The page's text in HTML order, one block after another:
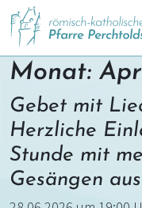
Monat:
Gebet mit
Herzliche
Stunde mit
Gesängen